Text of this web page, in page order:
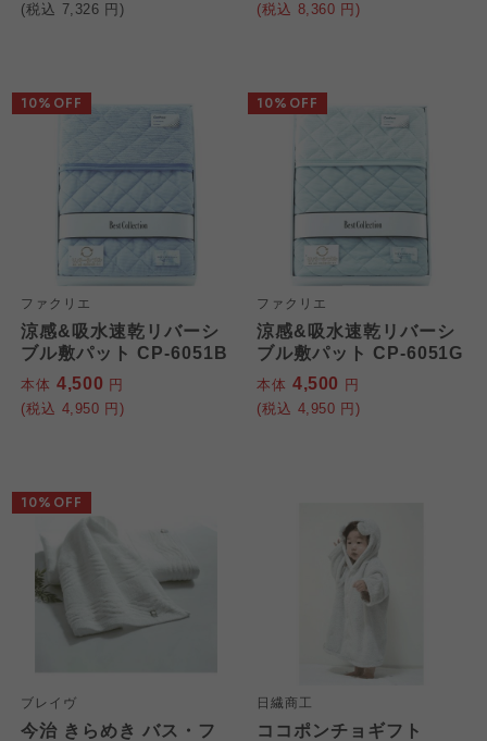
(税込 7,326 円)
(税込 8,360 円)
ファクリエ
涼感&吸水速乾リバーシ
ブル敷パット CP-6051B
本体 4,500 円
(税込 4,950 円)
10%OFF
ファクリエ
涼感&吸水速乾リバーシ
ブル敷パット CP-6051G
本体 4,500 円
(税込 4,950 円)
10%OFF
ブレイヴ
今治 きらめき バス・フ
10%OFF
日繊商工
ココポンチョギフト